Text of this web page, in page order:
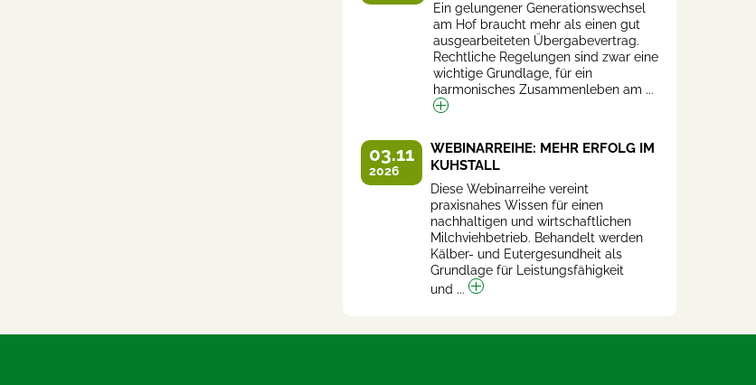
Ein gelungener Generationswechsel
am Hof braucht mehr als einen gut
ausgearbeiteten Übergabevertrag.
Rechtliche Regelungen sind zwar eine
wichtige Grundlage, für ein
harmonisches Zusammenleben am ...
03.11
2026
WEBINARREIHE: MEHR ERFOLG IM
KUHSTALL
Diese Webinarreihe vereint
praxisnahes Wissen für einen
nachhaltigen und wirtschaftlichen
Milchviehbetrieb. Behandelt werden
Kälber- und Eutergesundheit als
Grundlage für Leistungsfähigkeit
und ...